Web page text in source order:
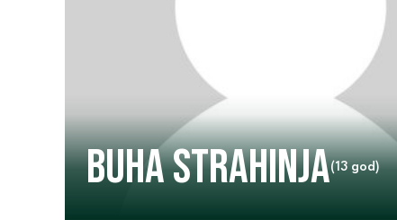
Buha Strahinja(13 god)